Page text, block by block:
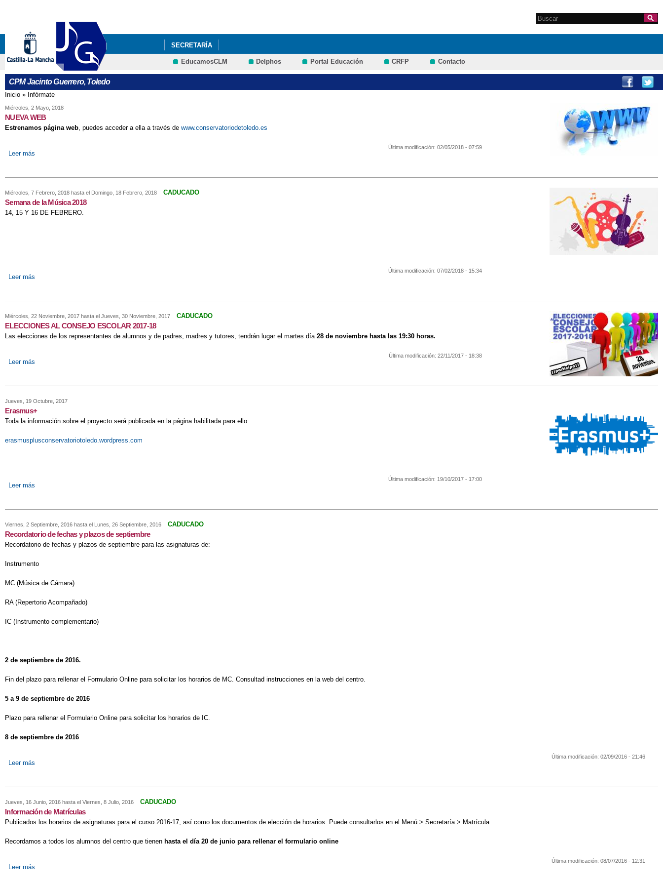
Formulario de
Search this site
SECRETARÍA
EducamosCLM Delphos Portal Educación CRFP Contacto
CPM Jacinto Guerrero, Toledo
Se encuentra usted aquí
Inicio » Infórmate
Miércoles, 2 Mayo, 2018
NUEVA WEB
Estrenamos página web , puedes acceder a ella a través de www.conservatoriodetoledo.es
Leer más
Última modificación: 02/05/2018 - 07:59
Miércoles, 7 Febrero, 2018 hasta el Domingo, 18 Febrero, 2018 CADUCADO
Semana de la Música 2018
14, 15 Y 16 DE FEBRERO.
Leer más
Última modificación: 07/02/2018 - 15:34
Miércoles, 22 Noviembre, 2017 hasta el Jueves, 30 Noviembre, 2017 CADUCADO
ELECCIONES AL CONSEJO ESCOLAR 2017-18
Las elecciones de los representantes de alumnos y de padres, madres y tutores, tendrán lugar el martes día 28 de noviembre hasta las 19:30 horas.
Leer más
Última modificación: 22/11/2017 - 18:38
Jueves, 19 Octubre, 2017
Erasmus+
Toda la información sobre el proyecto será publicada en la página habilitada para ello:
erasmusplusconservatoriotoledo.wordpress.com
Leer más
Última modificación: 19/10/2017 - 17:00
Viernes, 2 Septiembre, 2016 hasta el Lunes, 26 Septiembre, 2016 CADUCADO
Recordatorio de fechas y plazos de septiembre
Recordatorio de fechas y plazos de septiembre para las asignaturas de:
Instrumento
MC (Música de Cámara)
RA (Repertorio Acompañado)
IC (Instrumento complementario)
2 de septiembre de 2016.
Fin del plazo para rellenar el Formulario Online para solicitar los horarios de MC. Consultad instrucciones en la web del centro.
5 a 9 de septiembre de 2016
Plazo para rellenar el Formulario Online para solicitar los horarios de IC.
8 de septiembre de 2016
Leer más
Última modificación: 02/09/2016 - 21:46
Jueves, 16 Junio, 2016 hasta el Viernes, 8 Julio, 2016 CADUCADO
Información de Matrículas
Publicados los horarios de asignaturas para el curso 2016-17, así como los documentos de elección de horarios. Puede consultarlos en el Menú > Secretaría > Matrícula
Recordamos a todos los alumnos del centro que tienen hasta el día 20 de junio para rellenar el formulario online
Leer más
Última modificación: 08/07/2016 - 12:31